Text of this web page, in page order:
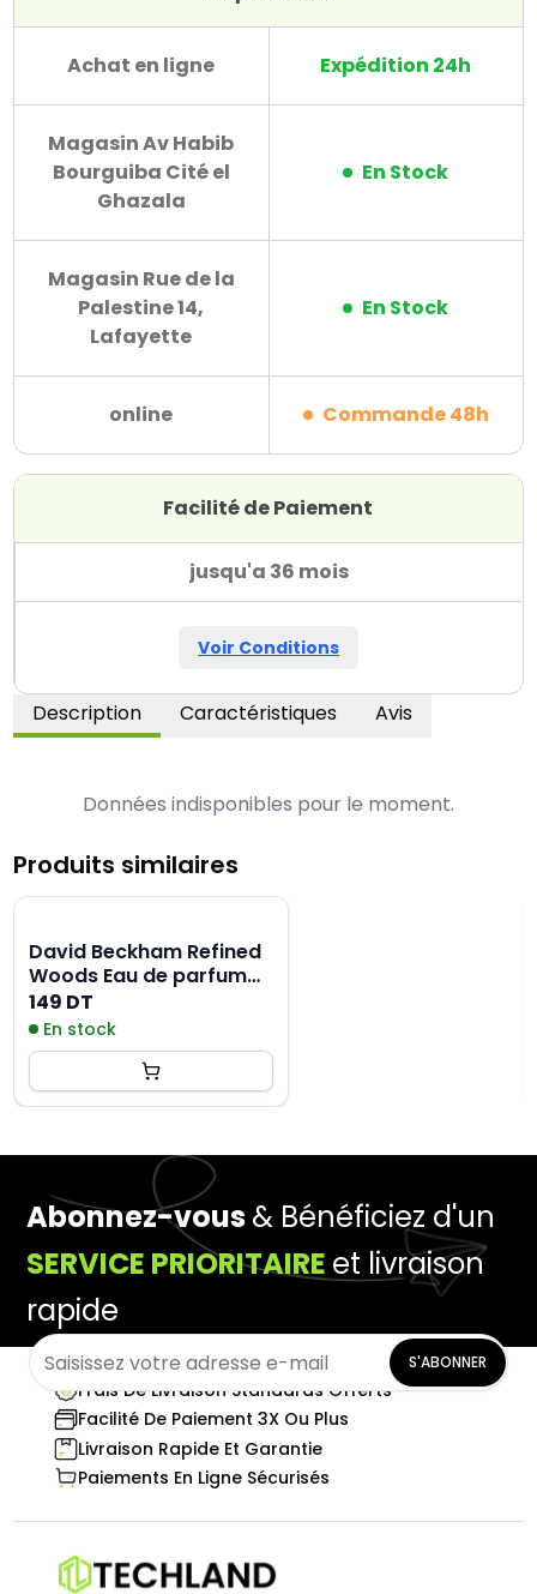
Achat en ligne Expédition 24h
Magasin Av Habib
Bourguiba Cité el
Ghazala
En Stock
Magasin Rue de la
Palestine 14,
Lafayette
En Stock
online Commande 48h
Facilité de Paiement
jusqu'a 36 mois
Voir Conditions
Description Caractéristiques Avis
Données indisponibles pour le moment.
Produits similaires
David Beckham Refined
Woods Eau de parfum
unisexe - 100ML
149 DT
En stock
Abonnez-vous& Bénéficiez d'un
SERVICE PRIORITAIRE et livraison
rapide
S'ABONNER
Frais De Livraison Standards Offerts
Facilité De Paiement 3X Ou Plus
Livraison Rapide Et Garantie
Paiements En Ligne Sécurisés